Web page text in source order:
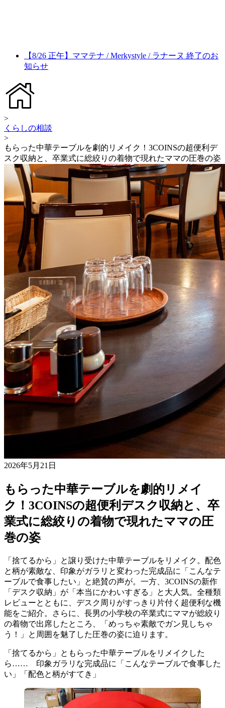
【8/26 正午】ママテナ / Merkystyle / ラナーヌ 終了のお
知らせ
>
くらしの相談
>
もらった中華テーブルを劇的リメイク！3COINSの超便利デ
スク収納と、卒業式に総絞りの着物で現れたママの圧巻の姿
2026年5月21日
もらった中華テーブルを劇的リメイ
ク！3COINSの超便利デスク収納と、卒
業式に総絞りの着物で現れたママの圧
巻の姿
「捨てるから」と譲り受けた中華テーブルをリメイク。配色
と柄が素敵な、印象がガラリと変わった完成品に「こんなテ
ーブルで食事したい」と絶賛の声が。一方、3COINSの新作
「デスク収納」が「本当にかわいすぎる」と大人気。全種類
レビューとともに、デスク周りがすっきり片付く超便利な機
能をご紹介。さらに、長男の小学校の卒業式にママが総絞り
の着物で出席したところ、「めっちゃ素敵でガン見しちゃ
う！」と周囲を魅了した圧巻の姿に迫ります。
「捨てるから」ともらった中華テーブルをリメイクした
ら…… 印象ガラリな完成品に「こんなテーブルで食事した
い」「配色と柄がすてき」